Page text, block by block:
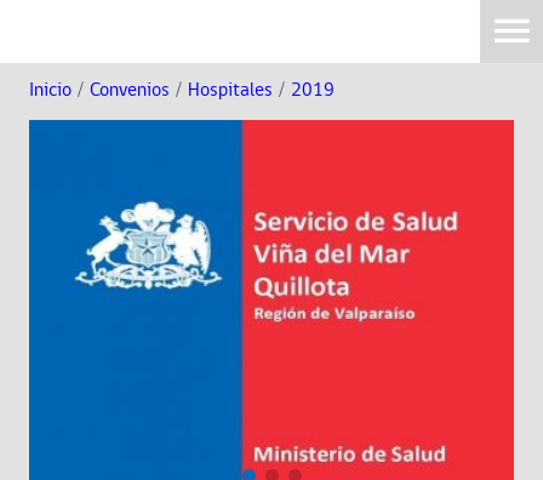
Inicio / Convenios / Hospitales / 2019